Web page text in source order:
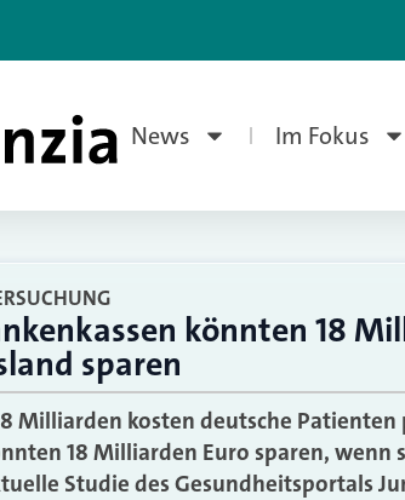
News Im Fokus
könnten 18
sparen
Milliarden kosten deutsche Patienten
18 Milliarden Euro sparen, wenn
Studie des Gesundheitsportals